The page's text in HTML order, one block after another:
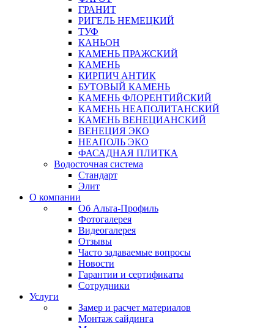
ГРАНИТ
РИГЕЛЬ НЕМЕЦКИЙ
ТУФ
КАНЬОН
КАМЕНЬ ПРАЖСКИЙ
КАМЕНЬ
КИРПИЧ АНТИК
БУТОВЫЙ КАМЕНЬ
КАМЕНЬ ФЛОРЕНТИЙСКИЙ
КАМЕНЬ НЕАПОЛИТАНСКИЙ
КАМЕНЬ ВЕНЕЦИАНСКИЙ
ВЕНЕЦИЯ ЭКО
НЕАПОЛЬ ЭКО
ФАСАДНАЯ ПЛИТКА
Водосточная система
Стандарт
Элит
О компании
Об Альта-Профиль
Фотогалерея
Видеогалерея
Отзывы
Часто задаваемые вопросы
Новости
Гарантии и сертификаты
Сотрудники
Услуги
Замер и расчет материалов
Монтаж сайдинга